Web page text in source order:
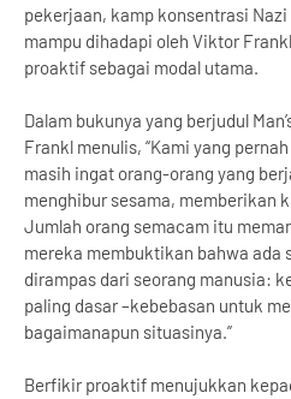
pekerjaan, kamp konsentrasi Nazi
mampu dihadapi oleh Viktor
proaktif sebagai modal utama.
Dalam bukunya yang berjudul
Frankl menulis, “Kami yang
masih ingat orang-orang yang
menghibur sesama, memberikan
Jumlah orang semacam itu
mereka membuktikan bahwa ada
dirampas dari seorang manusia:
paling dasar –kebebasan untuk
bagaimanapun situasinya.”
Berfikir proaktif menujukkan